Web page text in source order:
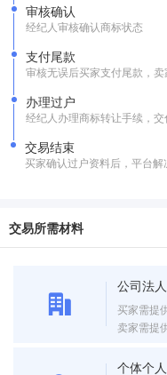
审核确认
经纪人审核确认商标状态
支付尾款
审核无误后买家支付尾款，
办理过户
经纪人办理商标转让手续，
交易结束
买家确认过户资料后，平台解
交易所需材料
公司法
买家需提
卖家需提
个体个